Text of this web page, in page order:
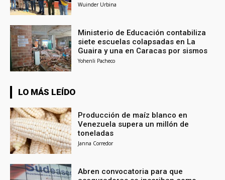
Wuinder Urbina
Ministerio de Educación contabiliza
siete escuelas colapsadas en La
Guaira y una en Caracas por sismos
Yohenli Pacheco
LO MÁS LEÍDO
Producción de maíz blanco en
Venezuela supera un millón de
toneladas
Janna Corredor
Abren convocatoria para que